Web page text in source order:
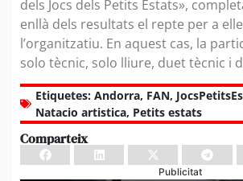
dels Jocs dels Petits Estats»,
enllà dels resultats el repte per a
l’organitzatiu. En aquest cas, la
solo tècnic, solo lliure, duet tècnic i
Etiquetes: Andorra, FAN,
Natacio artistica, Petits estats
Comparteix
Publicitat